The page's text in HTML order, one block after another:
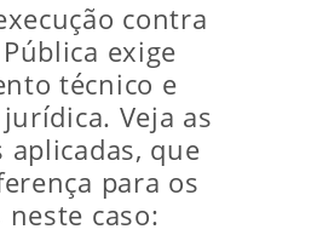
contra
exige
técnico e
Veja as
aplicadas, que
para os
caso: